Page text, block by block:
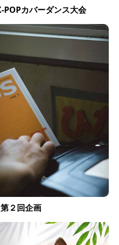
カバーダンス大会
２回企画